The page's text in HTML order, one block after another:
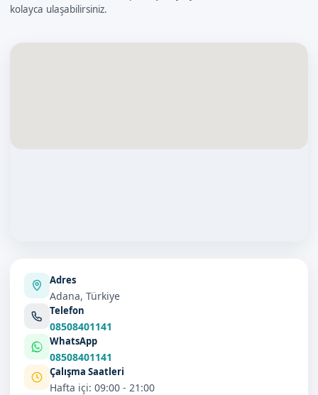
kolayca ulaşabilirsiniz.
Adres
Adana, Türkiye
Telefon
08508401141
WhatsApp
08508401141
Çalışma Saatleri
Hafta içi: 09:00 - 21:00